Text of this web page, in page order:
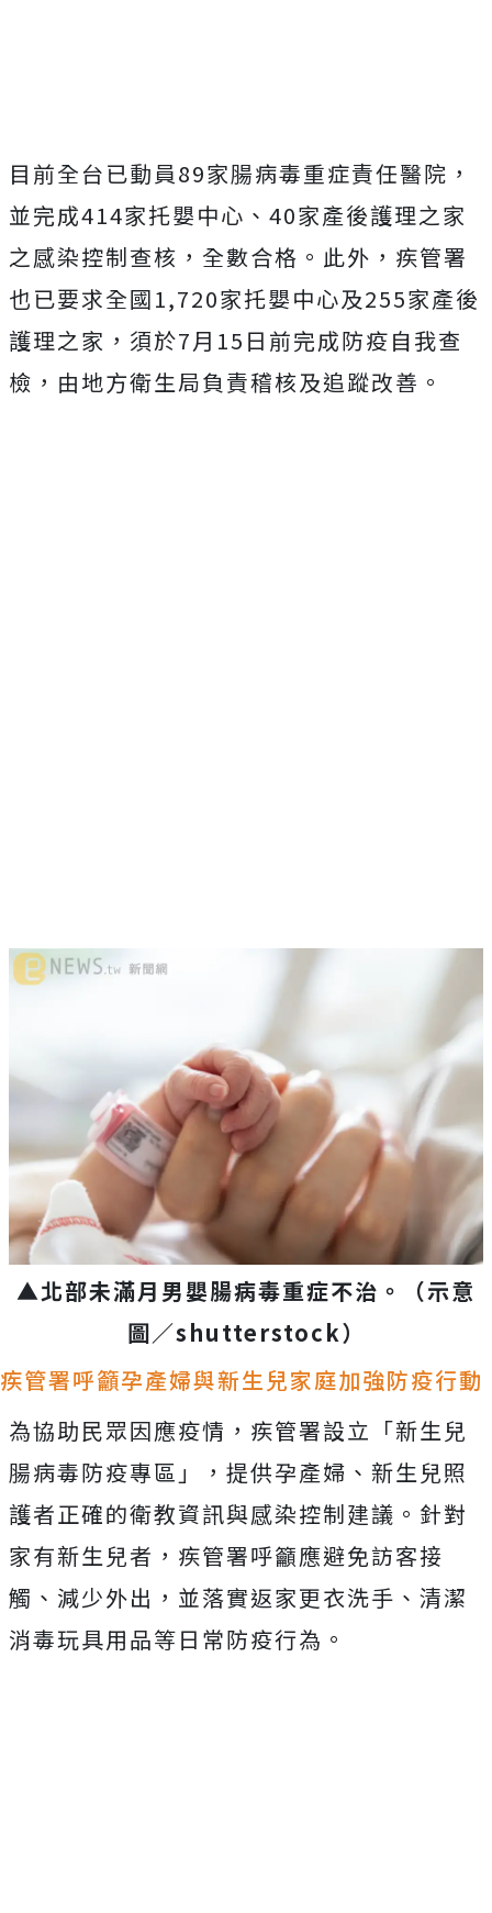
目前全台已動員89家腸病毒重症責任醫院，
並完成414家托嬰中心、40家產後護理之家
之感染控制查核，全數合格。此外，疾管署
也已要求全國1,720家托嬰中心及255家產後
護理之家，須於7月15日前完成防疫自我查
檢，由地方衛生局負責稽核及追蹤改善。
▲北部未滿月男嬰腸病毒重症不治。
（示意
圖／shutterstock）
疾管署呼籲孕產婦與新生兒家庭加強防疫行動
為協助民眾因應疫情，疾管署設立「新生兒
腸病毒防疫專區」，提供孕產婦、新生兒照
護者正確的衛教資訊與感染控制建議。針對
家有新生兒者，疾管署呼籲應避免訪客接
觸、減少外出，並落實返家更衣洗手、清潔
消毒玩具用品等日常防疫行為。